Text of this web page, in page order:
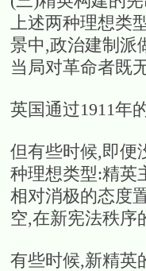
上述两种理想类
景中,政治建制派
当局对革命者既
英国通过1911年
但有些时候,即便
种理想类型:精英
相对消极的态度
空,在新宪法秩序
有些时候,新精英